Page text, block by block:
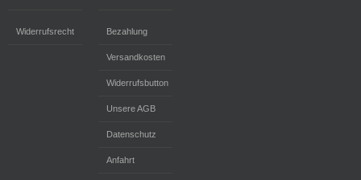
Widerrufsrecht Bezahlung
Versandkosten
Widerrufsbutton
Unsere AGB
Datenschutz
Anfahrt